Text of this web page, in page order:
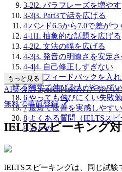
3-2|2. パラフレーズを増やす
3-3|3. Part3で話を広げる
4|バンド6.5から7.0で差が
4-1 |1. 抽象的な話題を広げる
4-2|2. 文法の幅を広げる
4-3|3. 発音の明瞭さを安定さ
4-4|4. 自己修正しすぎない
4-5 |5. フィードバックを入れ
5|独学で伸びる人がやって
6|やっても伸びにくい失敗
7|最短で改善を実感しやす
8|よくある質問（IELTSス
9|まとめ
もっと見る
AI英会話 SpeechPass話した分だ
無料で事前登録
IELTSスピーキング
IELTSスピーキングは、同じ試